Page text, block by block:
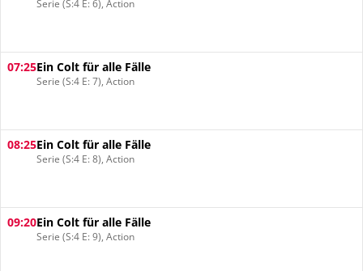
Serie (S:4 E: 6), Action
07:25Ein Colt für alle Fälle
Serie (S:4 E: 7), Action
08:25Ein Colt für alle Fälle
Serie (S:4 E: 8), Action
09:20Ein Colt für alle Fälle
Serie (S:4 E: 9), Action